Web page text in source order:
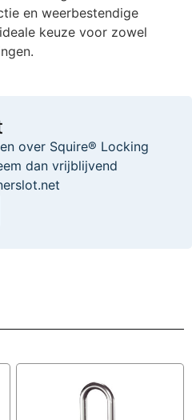
en weerbestendige
keuze voor zowel
over Squire® Locking
dan vrijblijvend